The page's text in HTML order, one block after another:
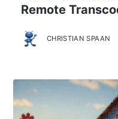
Remote
CHRISTIAN SPAAN